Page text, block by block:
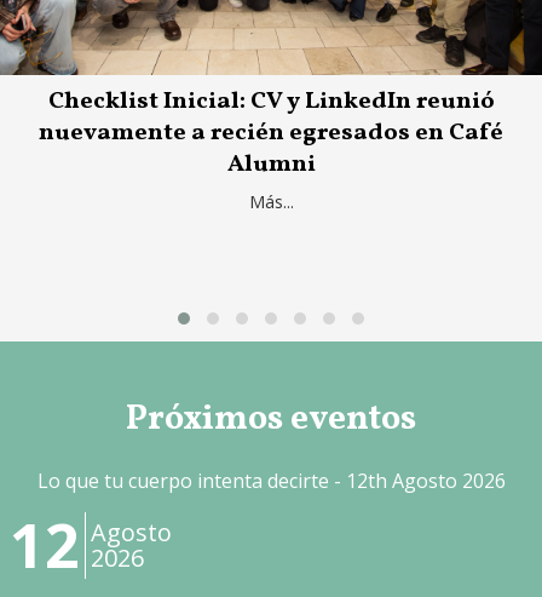
Checklist Inicial: CV y LinkedIn reunió
nuevamente a recién egresados en Café
Alumni
Más...
Próximos eventos
Lo que tu cuerpo intenta decirte - 12th Agosto 2026
12 Agosto
2026